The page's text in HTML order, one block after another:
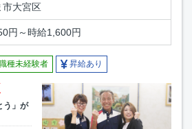
市大宮区
円～時給1,600円
種未経験者 昇給あり
う」が